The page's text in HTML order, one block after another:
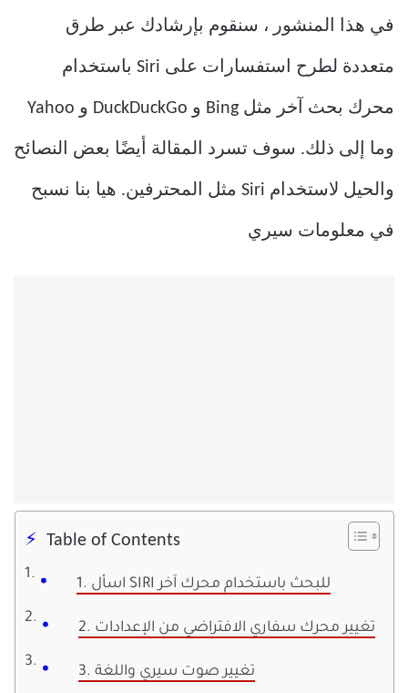
في هذا المنشور ، سنقوم بإرشادك عبر طرق
متعددة لطرح استفسارات على Siri باستخدام
محرك بحث آخر مثل Bing و DuckDuckGo و Yahoo
وما إلى ذلك. سوف تسرد المقالة أيضًا بعض النصائح
والحيل لاستخدام Siri مثل المحترفين. هيا بنا نسبح
في معلومات سيري
Table of Contents
1. اسأل SIRI للبحث باستخدام محرك آخر
2. تغيير محرك سفاري الافتراضي من الإعدادات
3. تغيير صوت سيري واللغة